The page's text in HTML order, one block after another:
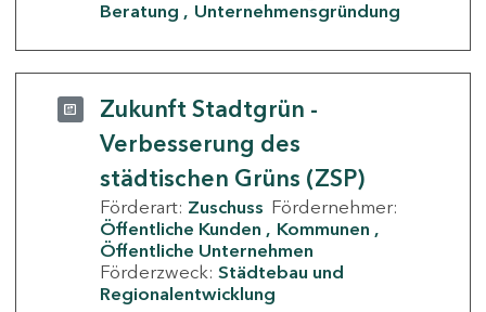
Beratung
Unternehmensgründung
Zukunft Stadtgrün -
Verbesserung des
städtischen Grüns (ZSP)
Förderart: Zuschuss Fördernehmer:
Öffentliche Kunden
Kommunen
Öffentliche Unternehmen
Förderzweck: Städtebau und
Regionalentwicklung